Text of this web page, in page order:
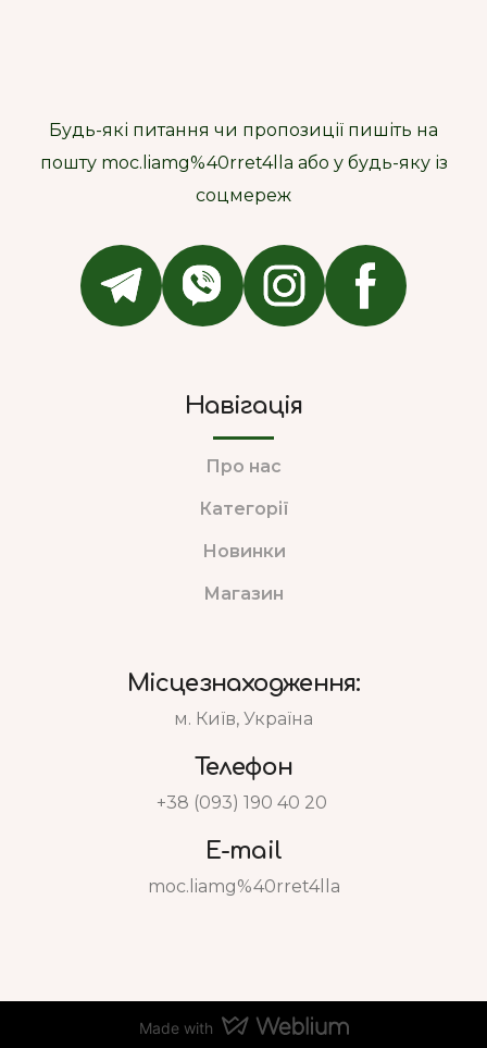
Будь-які питання чи пропозиції пишіть на
пошту moc.liamg%40rret4lla або у будь-яку із
соцмереж
Навігація
Про нас
Категорії
Новинки
Магазин
Місцезнаходження:
м. Київ, Україна
Телефон
+38 (093) 190 40 20
E-mail
moc.liamg%40rret4lla
Made with